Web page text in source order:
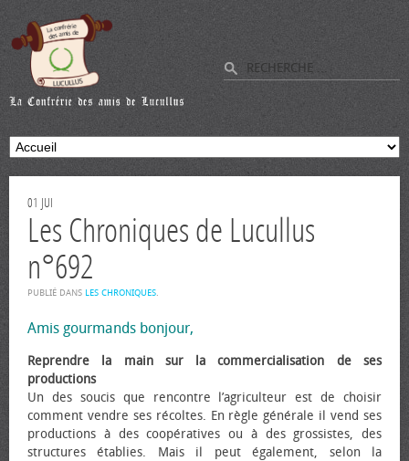
01 JUI
Les Chroniques de Lucullus
n°692
PUBLIÉ DANS LES CHRONIQUES.
Amis gourmands bonjour,
Reprendre la main sur la commercialisation de ses
productions
Un des soucis que rencontre l’agriculteur est de choisir
comment vendre ses récoltes. En règle générale il vend ses
productions à des coopératives ou à des grossistes, des
structures établies. Mais il peut également, selon la